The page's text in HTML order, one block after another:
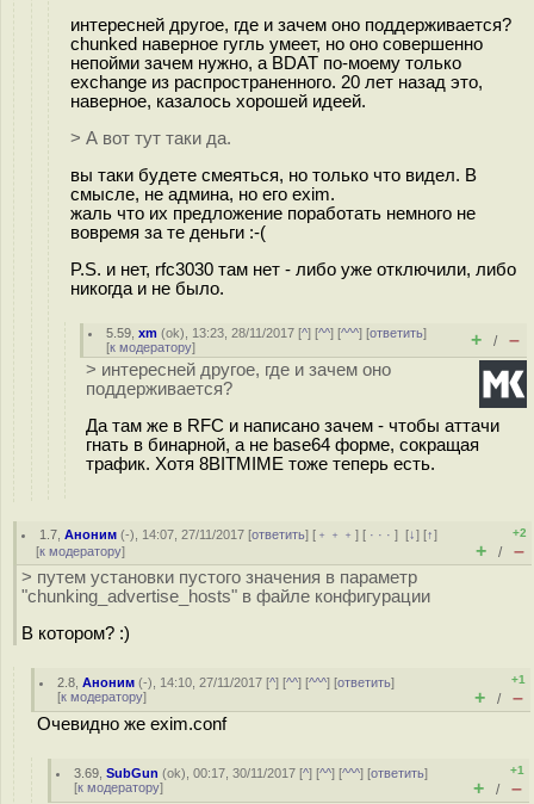
интересней другое, где и зачем оно поддерживается?
chunked наверное гугль умеет, но оно совершенно
непойми зачем нужно, а BDAT по-моему только
exchange из распространенного. 20 лет назад это,
наверное, казалось хорошей идеей.
> А вот тут таки да.
вы таки будете смеяться, но только что видел. В
смысле, не админа, но его exim.
жаль что их предложение поработать немного не
вовремя за те деньги :-(
P.S. и нет, rfc3030 там нет - либо уже отключили, либо
никогда и не было.
5.59 ,xm (ok), 13:23, 28/11/2017 [^] [^^] [^^^] [ответить]
[к модератору] + / –
> интересней другое, где и зачем оно
поддерживается?
Да там же в RFC и написано зачем - чтобы аттачи
гнать в бинарной, а не base64 форме, сокращая
трафик. Хотя 8BITMIME тоже теперь есть.
1.7 ,Аноним (-), 14:07, 27/11/2017 [ответить] [ ﹢﹢﹢] [ · · ·][↓] [↑]
[к модератору]
+2
+ / –
> путем установки пустого значения в параметр
"chunking_advertise_hosts" в файле конфигурации
В котором? :)
2.8 ,Аноним (-), 14:10, 27/11/2017 [^] [^^] [^^^] [ответить]
[к модератору]
+1
+ / –
Очевидно же exim.conf
3.69 ,SubGun (ok), 00:17, 30/11/2017 [^] [^^] [^^^] [ответить]
[к модератору]
+1
+ / –